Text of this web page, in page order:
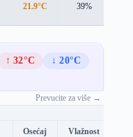
21.9°C 39%
↑ 32°C
↓ 20°C
Prevucite za više →
Osećaj Vlažnost